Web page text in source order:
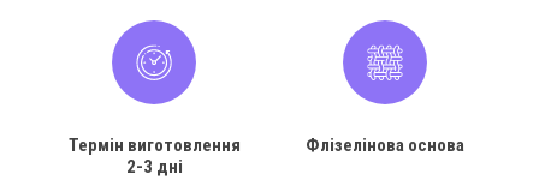
Термін виготовлення
2-3 дні
Флізелінова основа